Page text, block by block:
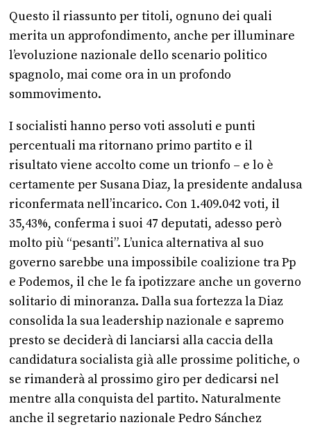
Questo il riassunto per titoli, ognuno dei quali
merita un approfondimento, anche per illuminare
l’evoluzione nazionale dello scenario politico
spagnolo, mai come ora in un profondo
sommovimento.
I socialisti hanno perso voti assoluti e punti
percentuali ma ritornano primo partito e il
risultato viene accolto come un trionfo – e lo è
certamente per Susana Diaz, la presidente andalusa
riconfermata nell’incarico. Con 1.409.042 voti, il
35,43%, conferma i suoi 47 deputati, adesso però
molto più “pesanti”. L’unica alternativa al suo
governo sarebbe una impossibile coalizione tra Pp
e Podemos, il che le fa ipotizzare anche un governo
solitario di minoranza. Dalla sua fortezza la Diaz
consolida la sua leadership nazionale e sapremo
presto se deciderà di lanciarsi alla caccia della
candidatura socialista già alle prossime politiche, o
se rimanderà al prossimo giro per dedicarsi nel
mentre alla conquista del partito. Naturalmente
anche il segretario nazionale Pedro Sánchez